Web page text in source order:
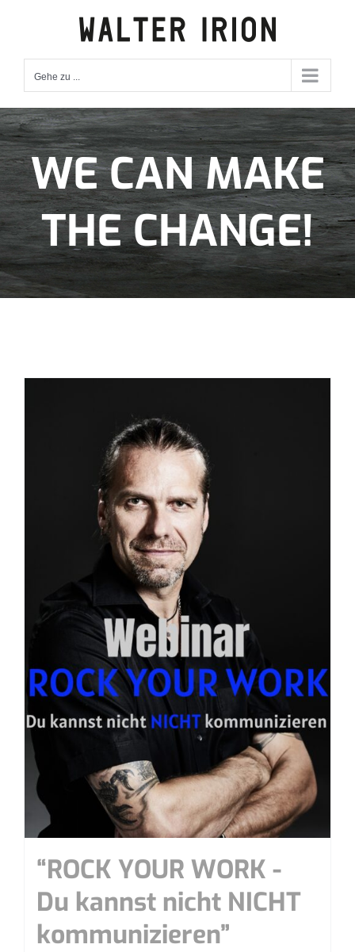
Gehe zu ...
WE CAN MAKE
THE CHANGE!
“ROCK YOUR WORK -
Du kannst nicht NICHT
kommunizieren”